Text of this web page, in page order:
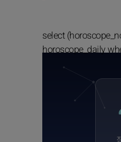
select
horoscope_daily